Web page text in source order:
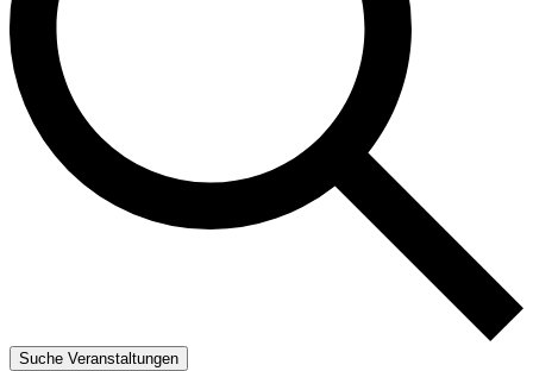
Suche Veranstaltungen